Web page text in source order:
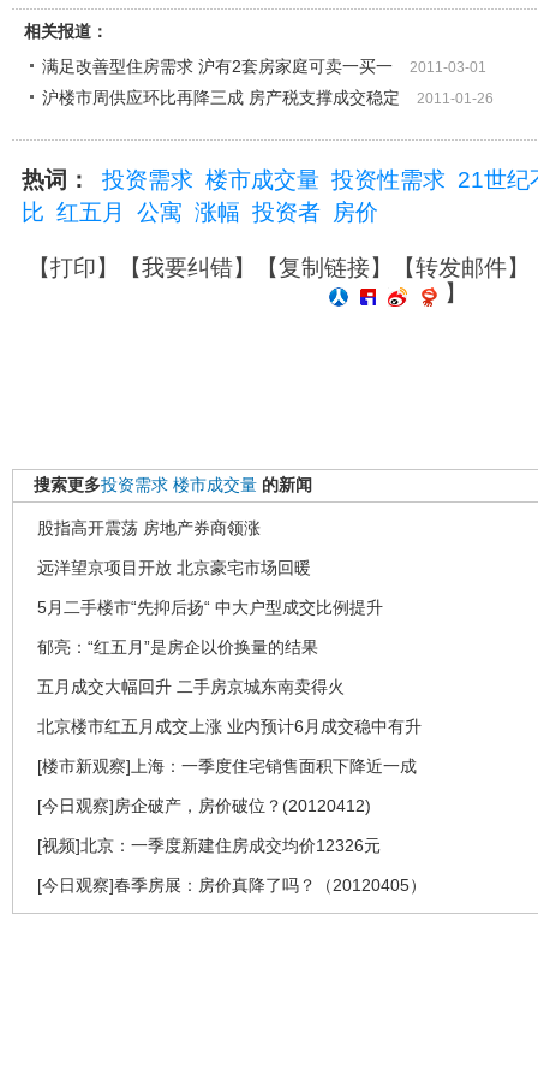
相关报道：
满足改善型住房需求 沪有2套房家庭可卖一买一
2011-03-01
沪楼市周供应环比再降三成 房产税支撑成交稳定 2011-01-26
热词： 投资需求 楼市成交量 投资性需求 21世纪
比 红五月 公寓 涨幅 投资者 房价
【打印】【我要纠错】【复制链接】【转发邮件】
】
搜索更多投资需求 楼市成交量 的新闻
股指高开震荡 房地产券商领涨
远洋望京项目开放 北京豪宅市场回暖
5月二手楼市“先抑后扬“ 中大户型成交比例提升
郁亮：“红五月”是房企以价换量的结果
五月成交大幅回升 二手房京城东南卖得火
北京楼市红五月成交上涨 业内预计6月成交稳中有升
[楼市新观察]上海：一季度住宅销售面积下降近一成
[今日观察]房企破产，房价破位？(20120412)
[视频]北京：一季度新建住房成交均价12326元
[今日观察]春季房展：房价真降了吗？（20120405）